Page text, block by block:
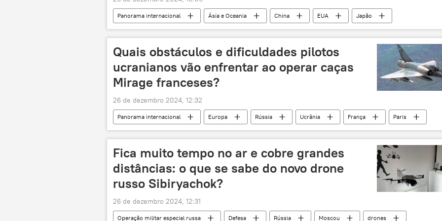
Panorama internacional Ásia e Oceania China EUA
Japão
Pequim
Ministério da Defesa NHK Espaço
corrida armamentista
Quais obstáculos e dificuldades pilotos
ucranianos vão enfrentar ao operar caças
Mirage franceses?
26 de dezembro 2024, 12:32
Panorama internacional Europa Rússia Ucrânia França
Paris
Kiev
Mirage 2000 Força Aérea Emmanuel Macron
Defesa
S-400
conflito ucraniano
Fica muito tempo no ar e cobre grandes
distâncias: o que se sabe do novo drone
russo Sibiryachok?
26 de dezembro 2024, 12:31
Operação militar especial russa Defesa Rússia Moscou drones